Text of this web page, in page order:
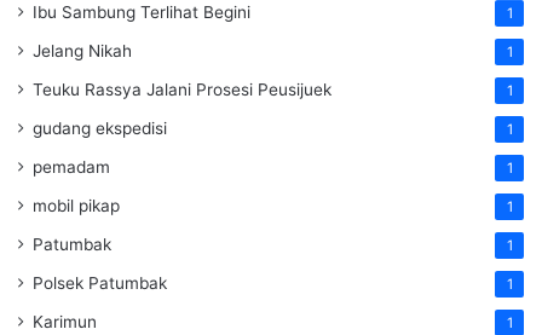
Ibu Sambung Terlihat Begini 1
Jelang Nikah 1
Teuku Rassya Jalani Prosesi Peusijuek 1
gudang ekspedisi 1
pemadam 1
mobil pikap 1
Patumbak 1
Polsek Patumbak 1
Karimun 1